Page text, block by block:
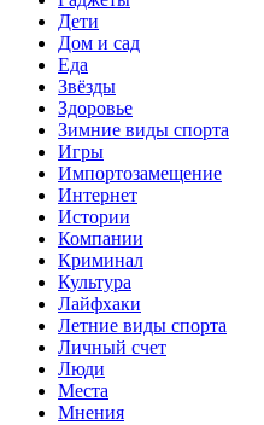
Дети
Дом и сад
Еда
Звёзды
Здоровье
Зимние виды спорта
Игры
Импортозамещение
Интернет
Истории
Компании
Криминал
Культура
Лайфхаки
Летние виды спорта
Личный счет
Люди
Места
Мнения